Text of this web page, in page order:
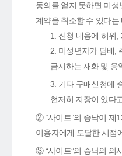
동의를 얻지 못하면 미
계약을 취소할 수 있다는
1. 신청 내용에 허위,
2. 미성년자가 담배,
금지하는 재화 및 용
3. 기타 구매신청에
현저히 지장이 있다
② “사이트”의 승낙이 제
이용자에게 도달한 시점
③ “사이트”의 승낙의 의